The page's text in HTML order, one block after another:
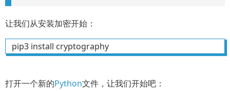
让我们从安装加密开始：
pip3 install cryptography
打开一个新的Python文件，让我们开始吧：